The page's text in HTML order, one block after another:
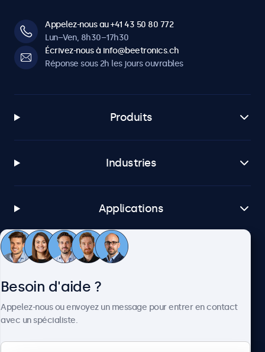
Appelez-nous au +41 43 50 80 772
Lun–Ven, 8h30–17h30
Écrivez-nous à info@beetronics.ch
Réponse sous 2h les jours ouvrables
Produits
Industries
Applications
Service client
Besoin d'aide ?
Appelez-nous ou envoyez un message pour entrer en contact
avec un spécialiste.